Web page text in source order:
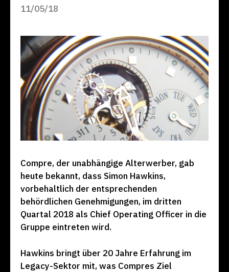
11/05/18
Compre, der unabhängige Alterwerber, gab
heute bekannt, dass Simon Hawkins,
vorbehaltlich der entsprechenden
behördlichen Genehmigungen, im dritten
Quartal 2018 als Chief Operating Officer in die
Gruppe eintreten wird.
Hawkins bringt über 20 Jahre Erfahrung im
Legacy-Sektor mit, was Compres Ziel